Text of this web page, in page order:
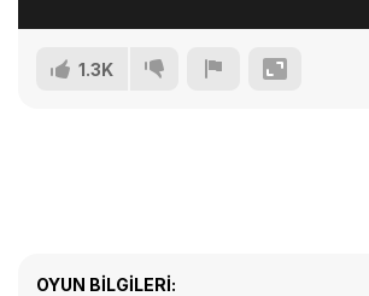
1.3K
OYUN BILGILERI: